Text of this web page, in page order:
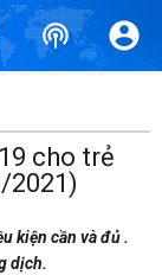
cho trẻ
2021)
kiện cần và đủ .
dịch.